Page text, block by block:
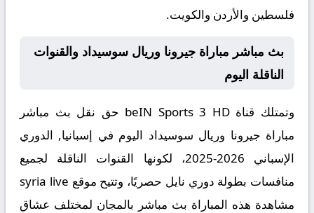
فلسطين والأردن والكويت.
بث مباشر مباراة جيرونا وريال سوسيداد والقنوات
الناقلة اليوم
وتمتلك قناة beIN Sports 3 HD حق نقل بث مباشر
مباراة جيرونا وريال سوسيداد اليوم في إسبانيا, الدوري
الإسباني 2026-2025، لكونها القنوات الناقلة لجميع
منافسات بطولة دوري نايل حصريًا، وتتيح موقع syria live
مشاهدة هذه المباراة بث مباشر بالمجان لمختلف عشاق